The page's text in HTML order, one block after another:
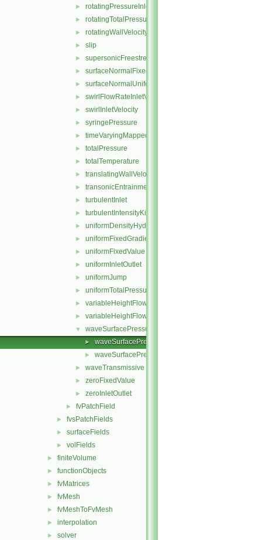
► rotatingPressureInletOutletVelocity
► rotatingTotalPressure
► rotatingWallVelocity
► slip
► supersonicFreestream
► surfaceNormalFixedValue
► surfaceNormalUniformFixedValue
► swirlFlowRateInletVelocity
► swirlInletVelocity
► syringePressure
► timeVaryingMappedFixedValue
► totalPressure
► totalTemperature
► translatingWallVelocity
► transonicEntrainmentPressure
► turbulentInlet
► turbulentIntensityKineticEnergyInlet
► uniformDensityHydrostaticPressure
► uniformFixedGradient
► uniformFixedValue
► uniformInletOutlet
► uniformJump
► uniformTotalPressure
► variableHeightFlowRate
► variableHeightFlowRateInletVelocity
▼ waveSurfacePressure
► waveSurfacePressureFvPatchScalarField.C
► waveSurfacePressureFvPatchScalarField.H
► waveTransmissive
► zeroFixedValue
► zeroInletOutlet
► fvPatchField
► fvsPatchFields
► surfaceFields
► volFields
► finiteVolume
► functionObjects
► fvMatrices
► fvMesh
► fvMeshToFvMesh
► interpolation
► solver